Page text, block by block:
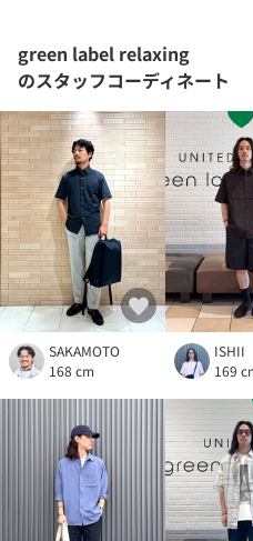
green label relaxing
のスタッフコーディネート
SAKAMOTO
168 cm
ISHII
169